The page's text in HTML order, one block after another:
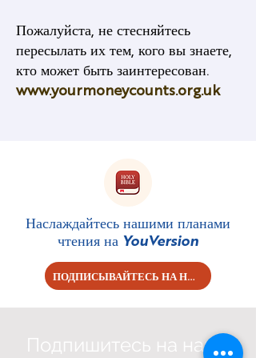
Пожалуйста, не стесняйтесь
пересылать их тем, кого вы знаете,
кто может быть заинтересован.
www.yourmoneycounts.org.uk
Наслаждайтесь нашими планами
чтения на YouVersion
ПОДПИСЫВАЙТЕСЬ НА НАС!
Подпишитесь на нашу